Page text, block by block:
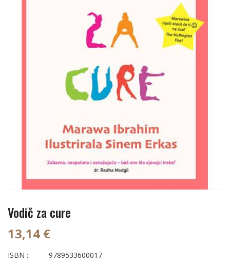
Vodič za cure
13,14 €
ISBN :
9789533600017